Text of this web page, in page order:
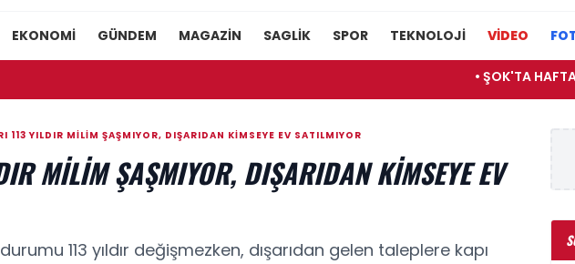
EKONOMI GÜNDEM MAGAZIN SAGLIK SPOR TEKNOLOJI VİDEO
• ŞOK'TA HAFTA
113 YILDIR MILIM ŞAŞMIYOR, DIŞARIDAN KIMSEYE EV SATILMIYOR
MILIM ŞAŞMIYOR, DIŞARIDAN KIMSEYE EV
113 yıldır değişmezken, dışarıdan gelen taleplere kapı